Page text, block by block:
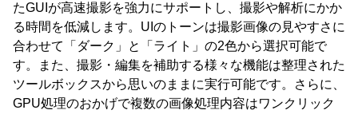
たGUIが高速撮影を強力にサポートし、撮影や解析にかか
る時間を低減します。UIのトーンは撮影画像の見やすさに
合わせて「ダーク」と「ライト」の2色から選択可能で
す。また、撮影・編集を補助する様々な機能は整理された
ツールボックスから思いのままに実行可能です。さらに、
GPU処理のおかげで複数の画像処理内容はワンクリック